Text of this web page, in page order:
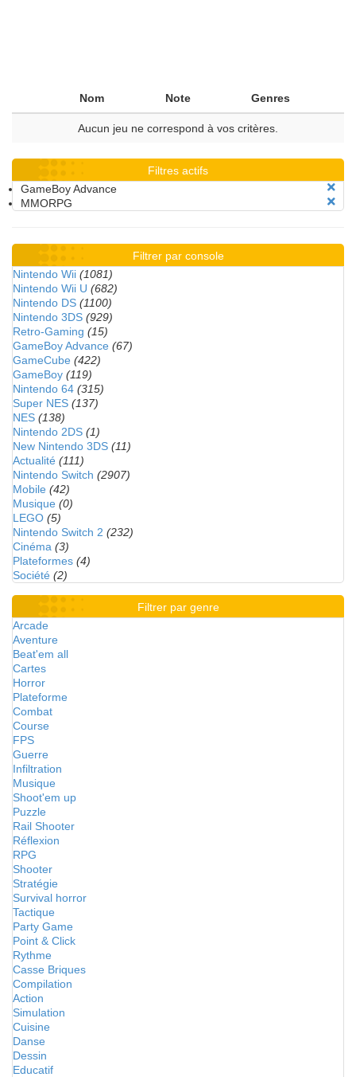
Nom Note Genres
Aucun jeu ne correspond à vos critères.
Filtres actifs
GameBoy Advance
MMORPG
Filtrer par console
Nintendo Wii (1081)
Nintendo Wii U (682)
Nintendo DS (1100)
Nintendo 3DS (929)
Retro-Gaming (15)
GameBoy Advance (67)
GameCube (422)
GameBoy (119)
Nintendo 64 (315)
Super NES (137)
NES (138)
Nintendo 2DS (1)
New Nintendo 3DS (11)
Actualité (111)
Nintendo Switch (2907)
Mobile (42)
Musique (0)
LEGO (5)
Nintendo Switch 2 (232)
Cinéma (3)
Plateformes (4)
Société (2)
Filtrer par genre
Arcade
Aventure
Beat'em all
Cartes
Horror
Plateforme
Combat
Course
FPS
Guerre
Infiltration
Musique
Shoot'em up
Puzzle
Rail Shooter
Réflexion
RPG
Shooter
Stratégie
Survival horror
Tactique
Party Game
Point & Click
Rythme
Casse Briques
Compilation
Action
Simulation
Cuisine
Danse
Dessin
Educatif